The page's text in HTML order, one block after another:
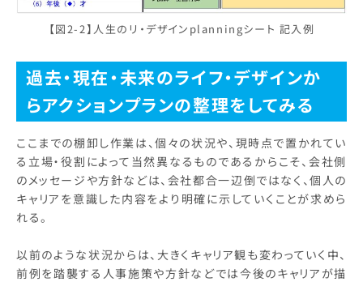
【図2-2】人生のリ・デザインplanningシート 記入例
過去・現在・未来のライフ・デザインか
らアクションプランの整理をしてみる
ここまでの棚卸し作業は、個々の状況や、現時点で置かれてい
る立場・役割によって当然異なるものであるからこそ、会社側
のメッセージや方針などは、会社都合一辺倒ではなく、個人の
キャリアを意識した内容をより明確に示していくことが求めら
れる。
以前のような状況からは、大きくキャリア観も変わっていく中、
前例を踏襲する人事施策や方針などでは今後のキャリアが描